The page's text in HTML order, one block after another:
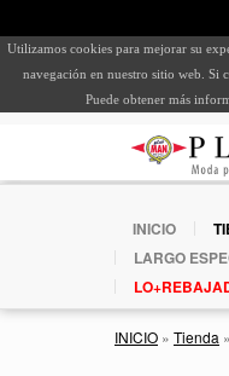
Utilizamos cookies para mejorar su
navegación en nuestro sitio web. Si
Puede obtener más
INICIO
LARGO
INICIO » Tienda »